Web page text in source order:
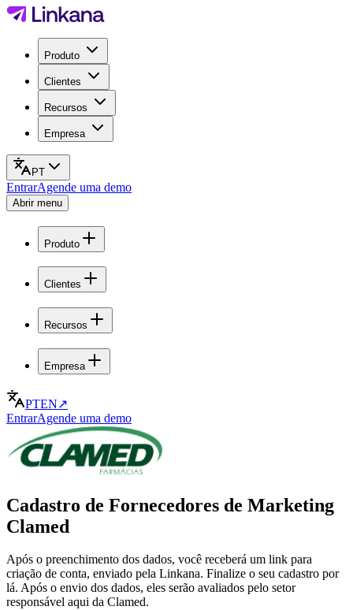
Produto
Clientes
Recursos
Empresa
PT
EntrarAgende uma demo
Abrir menu
Produto
Clientes
Recursos
Empresa
PTEN↗
EntrarAgende uma demo
Cadastro de Fornecedores de Marketing
Clamed
Após o preenchimento dos dados, você receberá um link para
criação de conta, enviado pela Linkana. Finalize o seu cadastro por
lá. Após o envio dos dados, eles serão avaliados pelo setor
responsável aqui da Clamed.